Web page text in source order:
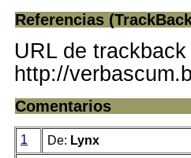
Referencias
URL de
http://
Comentarios
1 De: Lynx